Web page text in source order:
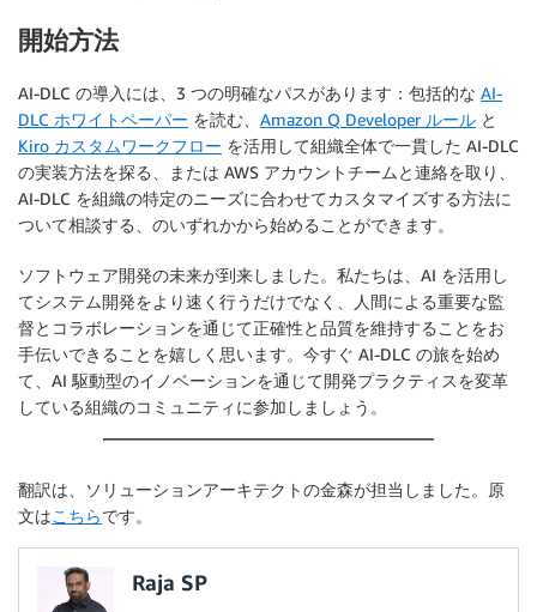
開始方法
AI-DLC の導入には、3 つの明確なパスがあります：包括的な AI-
DLC ホワイトペーパー を読む、 Amazon Q Developer ルール と
Kiro カスタムワークフロー を活用して組織全体で一貫した AI-DLC
の実装方法を探る、または AWS アカウントチームと連絡を取り、
AI-DLC を組織の特定のニーズに合わせてカスタマイズする方法に
ついて相談する、のいずれかから始めることができます。
ソフトウェア開発の未来が到来しました。私たちは、AI を活用し
てシステム開発をより速く行うだけでなく、人間による重要な監
督とコラボレーションを通じて正確性と品質を維持することをお
手伝いできることを嬉しく思います。今すぐ AI-DLC の旅を始め
て、AI 駆動型のイノベーションを通じて開発プラクティスを変革
している組織のコミュニティに参加しましょう。
翻訳は、ソリューションアーキテクトの金森が担当しました。原
文はこちらです。
Raja SP